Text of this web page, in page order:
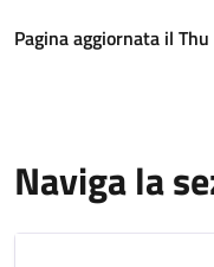
Pagina aggiornata il
Naviga la